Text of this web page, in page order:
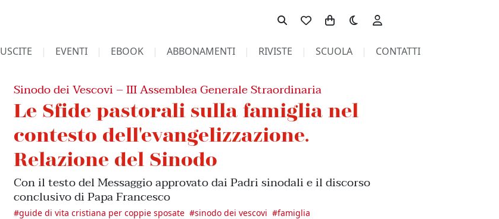
Toggle theme
USCITE EVENTI EBOOK ABBONAMENTI RIVISTE SCUOLA CONTATTI
Sinodo dei Vescovi – III Assemblea Generale Straordinaria
Le Sfide pastorali sulla famiglia nel
contesto dell'evangelizzazione.
Relazione del Sinodo
Con il testo del Messaggio approvato dai Padri sinodali e il discorso
conclusivo di Papa Francesco
#guide di vita cristiana per coppie sposate #sinodo dei vescovi #famiglia